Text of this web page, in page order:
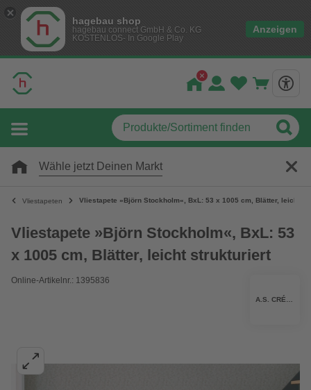
hagebau shop
hagebau connect GmbH & Co. KG
KOSTENLOS- In Google Play
Anzeigen
Wähle jetzt Deinen Markt
Vliestapeten Vliestapete »Björn Stockholm«, BxL: 53 x 1005 cm, Blätter, leicht
Vliestapete »Björn Stockholm«, BxL: 53
x 1005 cm, Blätter, leicht strukturiert
Online-Artikelnr.: 1395836